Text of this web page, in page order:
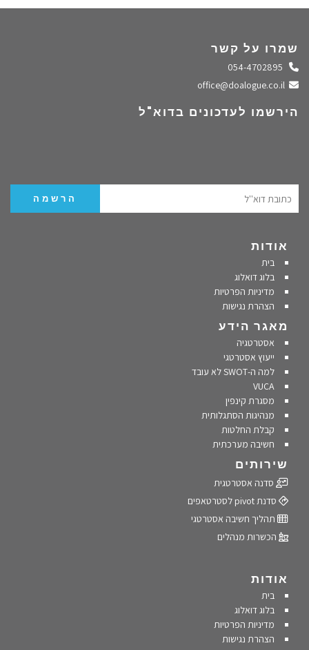
שמרו על קשר
התקשרו אלינו
שלחו מייל
הירשמו לעדכונים בדוא"ל
אודות
בית
בלוג דואלוג
מדיניות הפרטיות
הצהרת נגישות
מאגר הידע
אסטרטגיה
ייעוץ אסטרטגי
למה ה-SWOT לא עובד
VUCA
מסגרת קינפין
מנהיגות הסתגלותית
קבלת החלטות
חשיבה מערכתית
שירותים
סדנה אסטרטגית
סדנת pivot לסטרטאפים
תהליך חשיבה אסטרטגי
הכשרות מנהלים
אודות
בית
בלוג דואלוג
מדיניות הפרטיות
הצהרת נגישות